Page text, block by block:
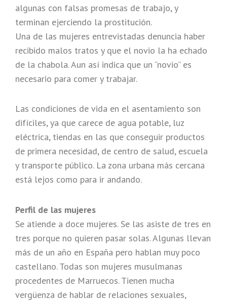
algunas con falsas promesas de trabajo, y
terminan ejerciendo la prostitución.
Una de las mujeres entrevistadas denuncia haber
recibido malos tratos y que el novio la ha echado
de la chabola. Aun así indica que un “novio” es
necesario para comer y trabajar.
Las condiciones de vida en el asentamiento son
difíciles, ya que carece de agua potable, luz
eléctrica, tiendas en las que conseguir productos
de primera necesidad, de centro de salud, escuela
y transporte público. La zona urbana más cercana
está lejos como para ir andando.
Perfil de las mujeres
Se atiende a doce mujeres. Se las asiste de tres en
tres porque no quieren pasar solas. Algunas llevan
más de un año en España pero hablan muy poco
castellano. Todas son mujeres musulmanas
procedentes de Marruecos. Tienen mucha
vergüenza de hablar de relaciones sexuales,